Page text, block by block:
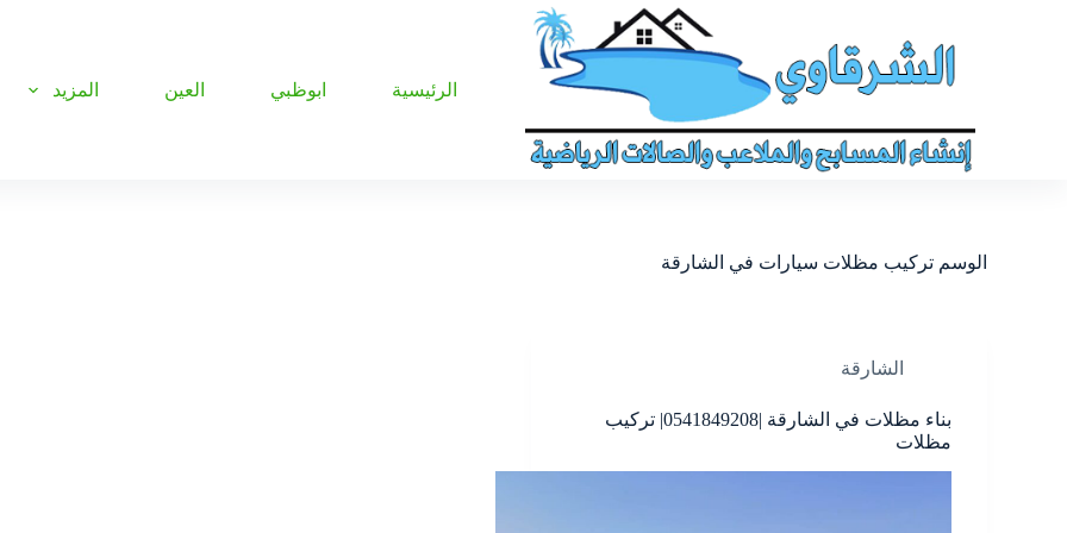
الرئيسية ابوظبي العين المزيد
الوسم تركيب مظلات سيارات في الشارقة
الشارقة
بناء مظلات في الشارقة |0541849208| تركيب
مظلات